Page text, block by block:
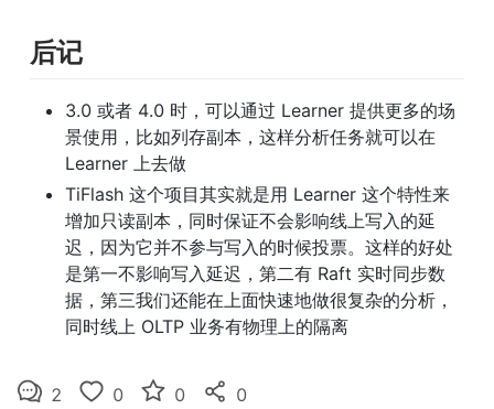
后记
3.0 或者 4.0 时，可以通过 Learner 提供更多的场
景使用，比如列存副本，这样分析任务就可以在
Learner 上去做
TiFlash 这个项目其实就是用 Learner 这个特性来
增加只读副本，同时保证不会影响线上写入的延
迟，因为它并不参与写入的时候投票。这样的好处
是第一不影响写入延迟，第二有 Raft 实时同步数
据，第三我们还能在上面快速地做很复杂的分析，
同时线上 OLTP 业务有物理上的隔离
2 0 0 0